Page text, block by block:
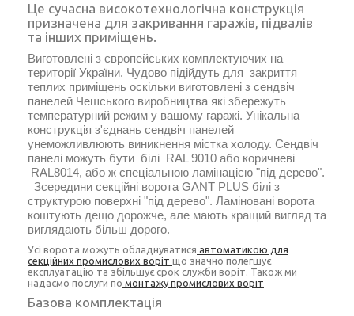
Це сучасна високотехнологічна конструкція
призначена для закривання гаражів, підвалів
та інших приміщень.
Виготовлені з європейських комплектуючих на
території України. Чудово підійдуть для закриття
теплих приміщень оскільки виготовлені з сендвіч
панелей Чешського виробництва які збережуть
температурний режим у вашому гаражі. Унікальна
конструкція з'єднань сендвіч панелей
унеможливлюють виникнення містка холоду. Сендвіч
панелі можуть бути білі RAL 9010 або коричневі
RAL8014, або ж спеціальною ламінацією "під дерево".
Зсередини секційні ворота GANT PLUS білі з
структурою поверхні "під дерево". Ламіновані ворота
коштують дещо дорожче, але мають кращий вигляд та
виглядають більш дорого.
Усі ворота можуть обладнуватися автоматикою для
секційних промислових воріт що значно полегшує
експлуатацію та збільшує срок служби воріт. Також ми
надаємо послуги по монтажу промислових воріт
Базова комплектація